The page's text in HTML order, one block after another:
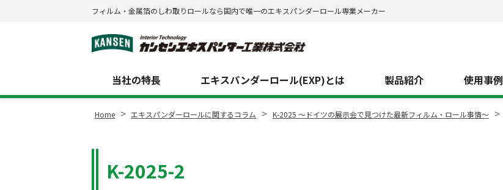
フィルム・金属箔のしわ取りロールなら国内で唯一のエキスパンダーロール専業メーカー
当社の特長 エキスパンダーロール(EXP)とは 製品紹介 使用事例
Home > エキスパンダーロールに関するコラム > K-2025 ～ドイツの展示会で見つけた最新フィルム・ロール事情～ >
K-2025-2